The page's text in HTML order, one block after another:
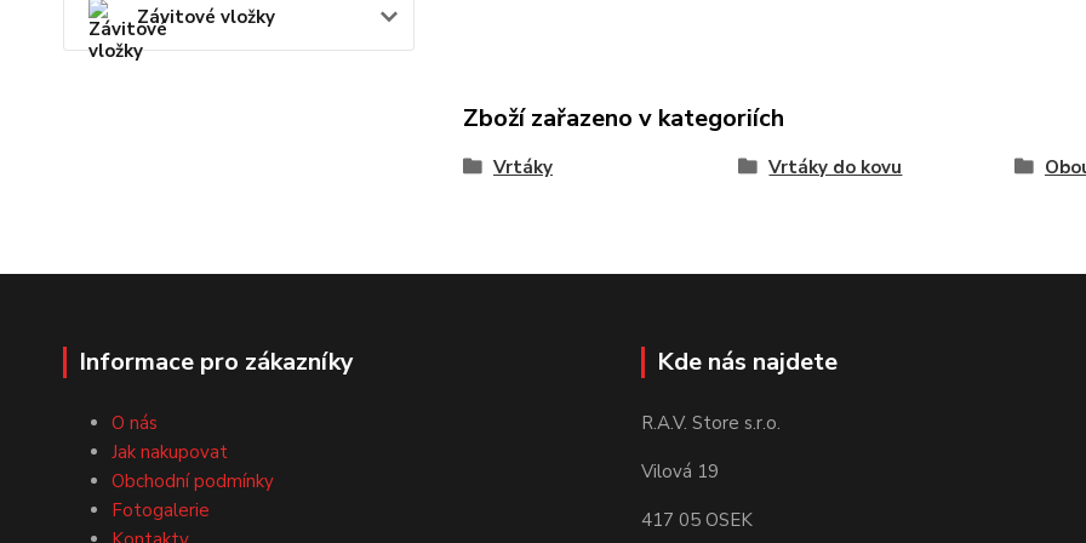
Závitové vložky
Zboží zařazeno v kategoriích
Vrtáky Vrtáky do kovu
Informace pro zákazníky
O nás
Jak nakupovat
Obchodní podmínky
Fotogalerie
Kde nás najdete
R.A.V. Store s.r.o.
Vilová 19
417 05 OSEK